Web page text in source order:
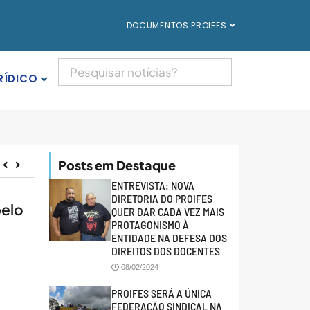
DOCUMENTOS PROIFES
Posts em Destaque
ENTREVISTA: NOVA
DIRETORIA DO PROIFES
QUER DAR CADA VEZ MAIS
PROTAGONISMO À
ENTIDADE NA DEFESA DOS
DIREITOS DOS DOCENTES
08/02/2024
PROIFES SERÁ A ÚNICA
FEDERAÇÃO SINDICAL NA